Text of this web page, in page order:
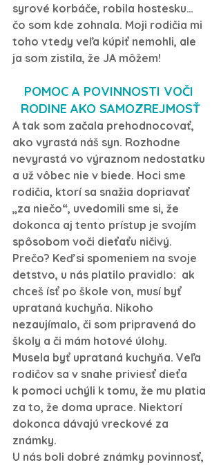
syrové korbáče, robila hostesku…
čo som kde zohnala. Moji rodičia mi
toho vtedy veľa kúpiť nemohli, ale
ja som zistila, že JA môžem!
POMOC A POVINNOSTI VOČI
RODINE AKO SAMOZREJMOSŤ
A tak som začala prehodnocovať,
ako vyrastá náš syn. Rozhodne
nevyrastá vo výraznom nedostatku
a už vôbec nie v biede. Hoci sme
rodičia, ktorí sa snažia dopriavať
„za niečo“, uvedomili sme si, že
dokonca aj tento prístup je svojím
spôsobom voči dieťaťu ničivý.
Prečo? Keď si spomeniem na svoje
detstvo, u nás platilo pravidlo:  ak
chceš ísť po škole von, musí byť
uprataná kuchyňa. Nikoho
nezaujímalo, či som pripravená do
školy a či mám hotové úlohy.
Musela byť uprataná kuchyňa. Veľa
rodičov sa v snahe priviesť dieťa
k pomoci uchýli k tomu, že mu platia
za to, že doma uprace. Niektorí
dokonca dávajú vreckové za
známky.
U nás boli dobré známky povinnosť,